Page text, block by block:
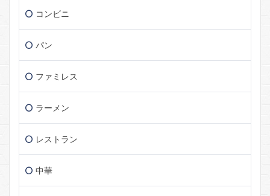
コンビニ
パン
ファミレス
ラーメン
レストラン
中華